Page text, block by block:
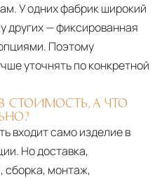
У одних фабрик широкий
других — фиксированная
Поэтому
уточнять по конкретной
СТОИМОСТЬ, А ЧТО
входит само изделие в
Но доставка,
сборка, монтаж,